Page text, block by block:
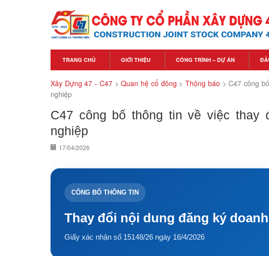
TRANG CHỦ GIỚI THIỆU CÔNG TRÌNH – DỰ ÁN
Xây Dựng 47 - C47>Quan hệ cổ đông >Thông báo >C47 công
nghiệp
C47 công bố thông tin về việc thay
nghiệp
17/04/2026
CÔNG BỐ THÔNG TIN
Thay đổi nội dung đăng ký
Giấy xác nhận số 15148/26 ngày 16/4/2026